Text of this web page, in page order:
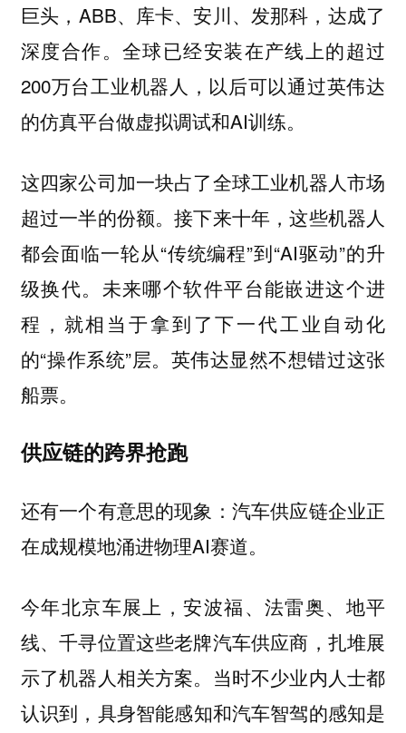
巨头，ABB、库卡、安川、发那科，达成了
深度合作。全球已经安装在产线上的超过
200万台工业机器人，以后可以通过英伟达
的仿真平台做虚拟调试和AI训练。
这四家公司加一块占了全球工业机器人市场
超过一半的份额。接下来十年，这些机器人
都会面临一轮从“传统编程”到“AI驱动”的升
级换代。未来哪个软件平台能嵌进这个进
程，就相当于拿到了下一代工业自动化
的“操作系统”层。英伟达显然不想错过这张
船票。
供应链的跨界抢跑
还有一个有意思的现象：汽车供应链企业正
在成规模地涌进物理AI赛道。
今年北京车展上，安波福、法雷奥、地平
线、千寻位置这些老牌汽车供应商，扎堆展
示了机器人相关方案。当时不少业内人士都
认识到， 具身智能感知和汽车智驾的感知是